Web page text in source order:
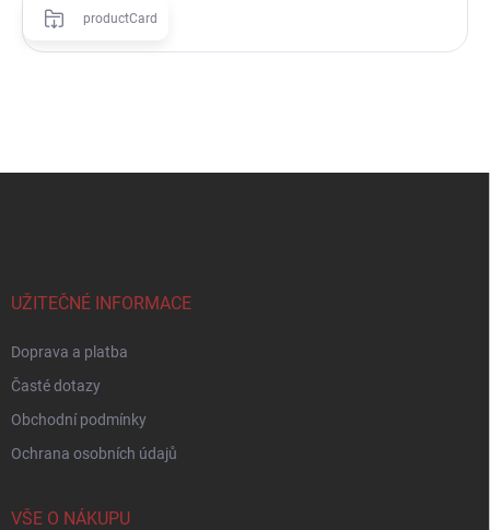
productCard
UŽITEČNÉ INFORMACE
Doprava a platba
Časté dotazy
Obchodní podmínky
Ochrana osobních údajů
VŠE O NÁKUPU